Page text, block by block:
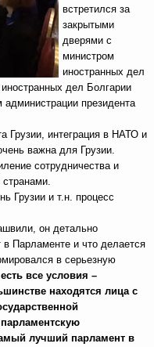
встретился за
закрытыми
дверями с
министром
иностранных дел
дел Болгарии
администрации президента
Грузии, интеграция в НАТО и
важна для Грузии.
сотрудничества и
Грузии и т.н. процесс
он детально
в Парламенте и что делается
в серьезную
все условия –
находятся лица с
лучший парламент в